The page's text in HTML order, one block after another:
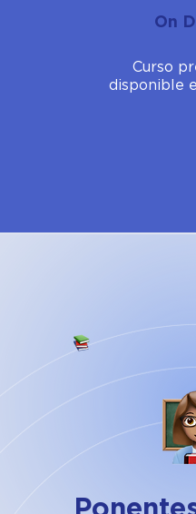
On
Curso
disponible